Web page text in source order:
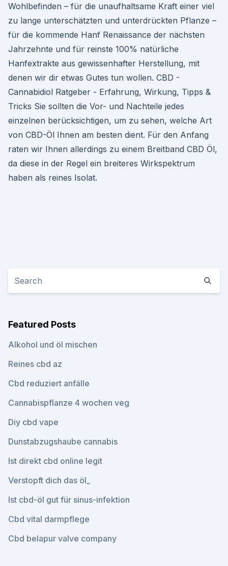
Wohlbefinden – für die unaufhaltsame Kraft einer viel
zu lange unterschätzten und unterdrückten Pflanze –
für die kommende Hanf Renaissance der nächsten
Jahrzehnte und für reinste 100% natürliche
Hanfextrakte aus gewissenhafter Herstellung, mit
denen wir dir etwas Gutes tun wollen. CBD -
Cannabidiol Ratgeber - Erfahrung, Wirkung, Tipps &
Tricks Sie sollten die Vor- und Nachteile jedes
einzelnen berücksichtigen, um zu sehen, welche Art
von CBD-Öl Ihnen am besten dient. Für den Anfang
raten wir Ihnen allerdings zu einem Breitband CBD Öl,
da diese in der Regel ein breiteres Wirkspektrum
haben als reines Isolat.
Featured Posts
Alkohol und öl mischen
Reines cbd az
Cbd reduziert anfälle
Cannabispflanze 4 wochen veg
Diy cbd vape
Dunstabzugshaube cannabis
Ist direkt cbd online legit
Verstopft dich das öl_
Ist cbd-öl gut für sinus-infektion
Cbd vital darmpflege
Cbd belapur valve company